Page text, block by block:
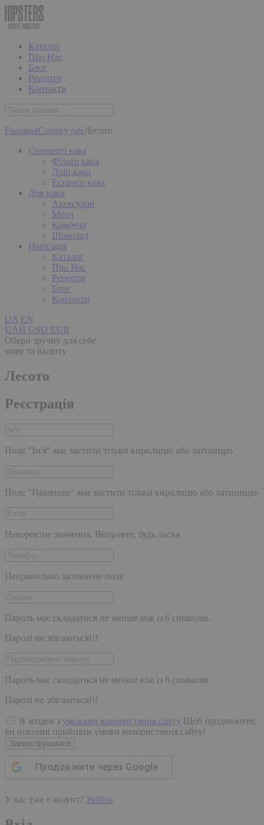
Каталог
Про Нас
Блог
Рецепти
Контакти
ГоловнаCountry rateЛесото
Спешелті кава
Фільтр кава
Дріп кава
Еспресо кава
Для кави
Аксесуари
Мерч
Комбуча
Шоколад
Навігація
Каталог
Про Нас
Рецепти
Блог
Контакти
UA EN
UAH USD EUR
Обери зручну для себе
мову та валюту
Лесото
Реєстрація
Поле "Ім'я" має містити тільки кирилицю або латиницю
Поле "Прізвище" має містити тільки кирилицю або латиницю
Некоректне значення. Виправте, будь ласка
Неправильно заповнене поле
Пароль має складатися не менше ніж із 6 символів.
Паролі не збігаються!!!
Пароль має складатися не менше ніж із 6 символів.
Паролі не збігаються!!!
Я згоден з умовами використання сайту Щоб продовжити,
ви повинні прийняти умови використання сайту!
Зареєструватися
Продовжити через Google
У вас уже є акаунт? Увійти